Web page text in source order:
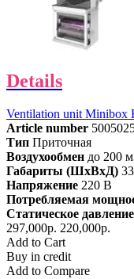
Details
Ventilation unit Minibox
Article number
Тип Приточная
Воздухообмен до 200
Габариты (ШхВхД)
Напряжение 220 В
Потребляемая
Статическое давление
297,000р. 220,000р.
Add to Cart
Buy in credit
Add to Compare